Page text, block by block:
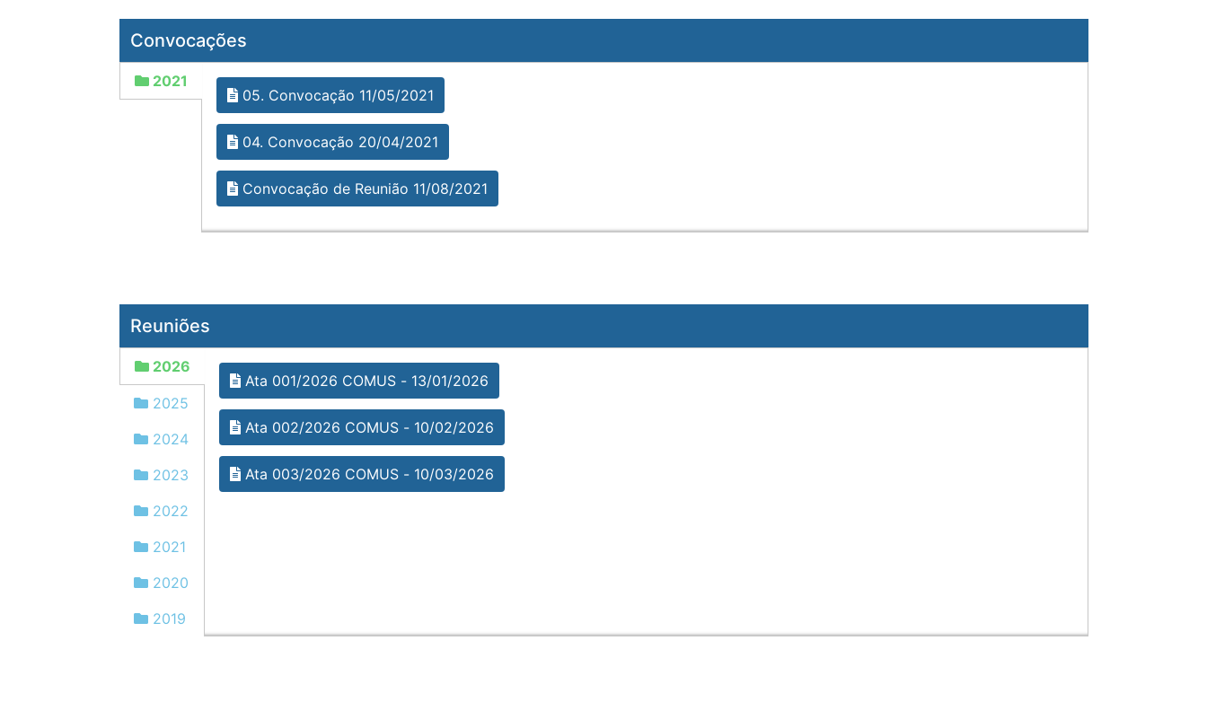
Convocações
2021
05. Convocação 11/05/2021
04. Convocação 20/04/2021
Convocação de Reunião 11/08/2021
Reuniões
2026
2025
2024
2023
2022
2021
2020
2019
Ata 001/2026 COMUS - 13/01/2026
Ata 002/2026 COMUS - 10/02/2026
Ata 003/2026 COMUS - 10/03/2026